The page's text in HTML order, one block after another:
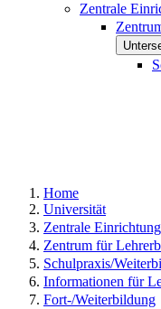
Zentrale
Home
Universität
Zentrale
Zentrum für
Schulpraxis/
Informationen für
Fort-/Weiterbildung